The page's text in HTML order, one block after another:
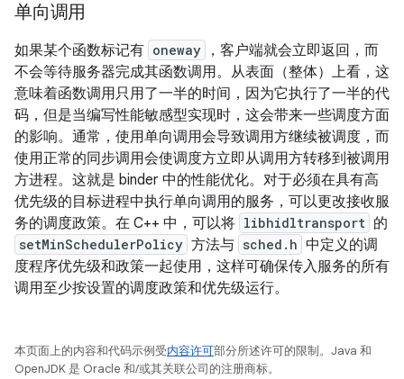
单向调用
如果某个函数标记有 oneway
，客户端就会立即返回，而
不会等待服务器完成其函数调用。从表面（整体）上看，这
意味着函数调用只用了一半的时间，因为它执行了一半的代
码，但是当编写性能敏感型实现时，这会带来一些调度方面
的影响。通常，使用单向调用会导致调用方继续被调度，而
使用正常的同步调用会使调度方立即从调用方转移到被调用
方进程。这就是 binder 中的性能优化。对于必须在具有高
优先级的目标进程中执行单向调用的服务，可以更改接收服
务的调度政策。在 C++ 中，可以将 libhidltransport 的
setMinSchedulerPolicy 方法与 sched.h 中定义的调
度程序优先级和政策一起使用，这样可确保传入服务的所有
调用至少按设置的调度政策和优先级运行。
本页面上的内容和代码示例受内容许可部分所述许可的限制。Java 和
OpenJDK 是 Oracle 和/或其关联公司的注册商标。